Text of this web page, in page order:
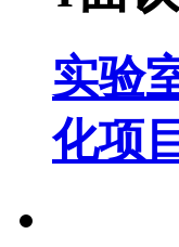
实验
化项